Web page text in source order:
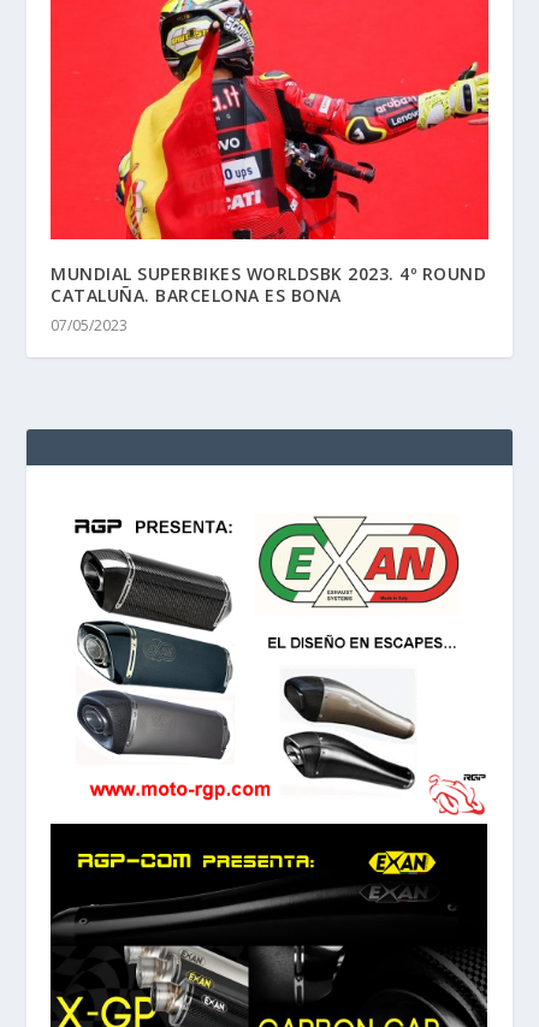
MUNDIAL SUPERBIKES WORLDSBK 2023. 4º ROUND
CATALUÑA. BARCELONA ES BONA
07/05/2023